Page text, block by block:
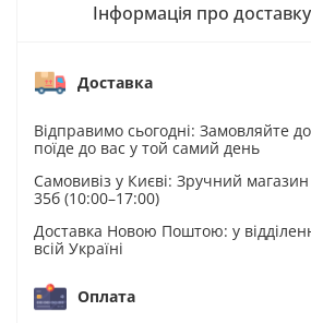
Інформація про
Доставка
Відправимо сьогодні: Замовляйте
поїде до вас у той самий день
Самовивіз у Києві: Зручний
35б (10:00–17:00)
Доставка Новою Поштою: у
всій Україні
Оплата